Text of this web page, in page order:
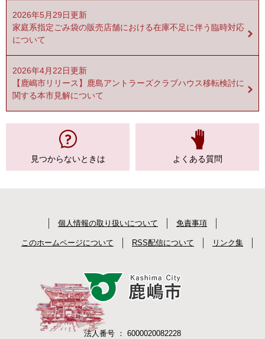
2026年5月29日更新
家庭系指定ごみ袋の販売店舗における在庫不足に伴う臨時対応
について
2026年4月22日更新
【鹿嶋市リリース】鹿島アントラーズクラブハウス移転検討に
関する本市見解について
見つからないときは よくある質問
個人情報の取り扱いについて 免責事項
このホームページについて RSS配信について リンク集
法人番号 ： 6000020082228